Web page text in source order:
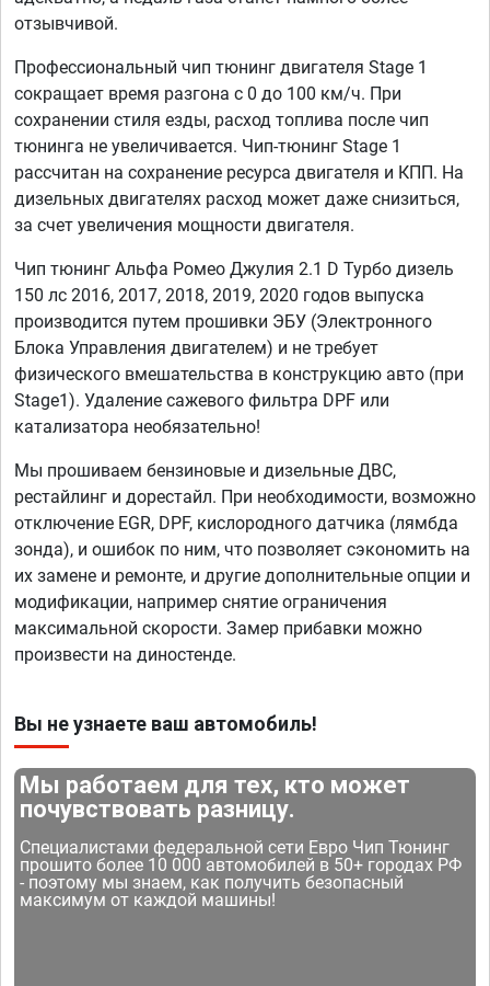
отзывчивой.
Профессиональный чип тюнинг двигателя Stage 1
сокращает время разгона с 0 до 100 км/ч. При
сохранении стиля езды, расход топлива после чип
тюнинга не увеличивается. Чип-тюнинг Stage 1
рассчитан на сохранение ресурса двигателя и КПП. На
дизельных двигателях расход может даже снизиться,
за счет увеличения мощности двигателя.
Чип тюнинг Альфа Ромео Джулия 2.1 D Турбо дизель
150 лс 2016, 2017, 2018, 2019, 2020 годов выпуска
производится путем прошивки ЭБУ (Электронного
Блока Управления двигателем) и не требует
физического вмешательства в конструкцию авто (при
Stage1). Удаление сажевого фильтра DPF или
катализатора необязательно!
Мы прошиваем бензиновые и дизельные ДВС,
рестайлинг и дорестайл. При необходимости, возможно
отключение EGR, DPF, кислородного датчика (лямбда
зонда), и ошибок по ним, что позволяет сэкономить на
их замене и ремонте, и другие дополнительные опции и
модификации, например снятие ограничения
максимальной скорости. Замер прибавки можно
произвести на диностенде.
Вы не узнаете ваш автомобиль!
Мы работаем для тех, кто может
почувствовать разницу.
Специалистами федеральной сети Евро Чип Тюнинг
прошито более 10 000 автомобилей в 50+ городах РФ
- поэтому мы знаем, как получить безопасный
максимум от каждой машины!